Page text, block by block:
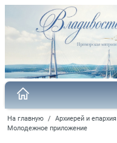
На главную / Архиерей и епархия
Молодежное приложение